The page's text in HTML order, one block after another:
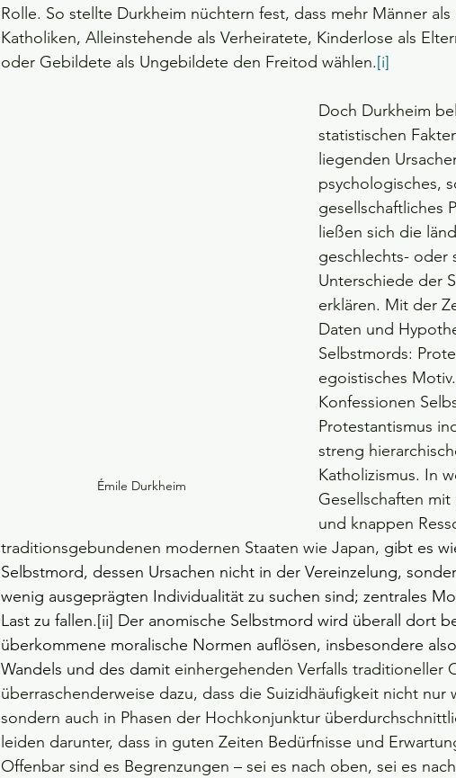
Rolle. So stellte Durkheim nüchtern fest, dass mehr Männer
Katholiken, Alleinstehende als Verheiratete, Kinderlose als
oder Gebildete als Ungebildete den Freitod wählen.[i]
Émile Durkheim
Doch Durkheim
statistischen
liegenden
psychologisches,
gesellschaftliches
ließen sich die
geschlechts- oder
Unterschiede der
erklären. Mit der
Daten und
Selbstmords:
egoistisches
Konfessionen
Protestantismus
streng
Katholizismus. In
Gesellschaften
und knappen
traditionsgebundenen modernen Staaten wie Japan, gibt es
Selbstmord, dessen Ursachen nicht in der Vereinzelung,
wenig ausgeprägten Individualität zu suchen sind; zentrales
Last zu fallen.[ii] Der anomische Selbstmord wird überall dort
überkommene moralische Normen auflösen, insbesondere
Wandels und des damit einhergehenden Verfalls traditioneller
überraschenderweise dazu, dass die Suizidhäufigkeit nicht nur
sondern auch in Phasen der Hochkonjunktur
leiden darunter, dass in guten Zeiten Bedürfnisse und
Offenbar sind es Begrenzungen – sei es nach oben, sei es